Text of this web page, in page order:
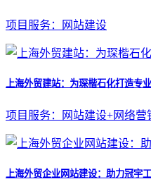
项目服务：网站建设
上海外贸建站：为琛楷石化打造专
项目服务：网站建设+网络营
上海外贸企业网站建设：助力冠宇